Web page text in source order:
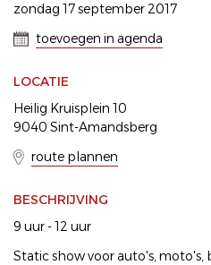
zondag 17 september 2017
toevoegen in agenda
LOCATIE
Heilig Kruisplein 10
9040 Sint-Amandsberg
route plannen
BESCHRIJVING
9 uur - 12 uur
Static show voor auto's, moto's,